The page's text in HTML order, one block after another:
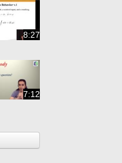
8:27
7:12